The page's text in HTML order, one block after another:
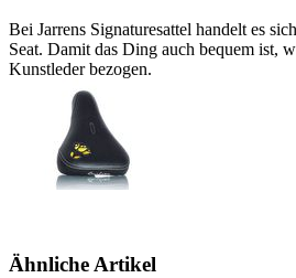
Bei Jarrens Signaturesattel handelt es
Seat. Damit das Ding auch bequem ist,
Kunstleder bezogen.
Ähnliche Artikel